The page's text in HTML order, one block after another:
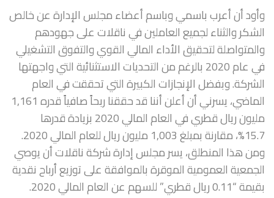
وأود أن أعرب باسمي وباسم أعضاء مجلس الإدارة عن خالص
الشكر والثناء لجميع العاملين في ناقلات على جهودهم
والمتواصلة لتحقيق الأداء المالي القوي والتفوق التشغيلي
في عام 2020 بالرغم من التحديات الاستثنائية التي واجهتها
الشركة. وبفضل الإنجازات الكبيرة التي تحققت في العام
الماضي
، يسرني أن أعلن أننا قد حققنا ربحاً صافياً قدره 1,161
مليون ريال قطري في العام المالي 2020 بزيادة قدرها
15.7%، مقارنة بمبلغ 1,003 مليون ريال للعام المالي 2020.
ومن هذا المنطلق، يسر مجلس إدارة شركة ناقلات أن يوصي
الجمعية العمومية الموقرة بالموافقة على توزيع أرباح نقدية
بقيمة “0.11 ريال قطري” للسهم عن العام المالي 2020.